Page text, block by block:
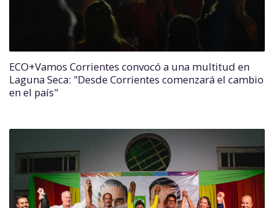
ECO+Vamos Corrientes convocó a una multitud en
Laguna Seca: "Desde Corrientes comenzará el cambio
en el país"